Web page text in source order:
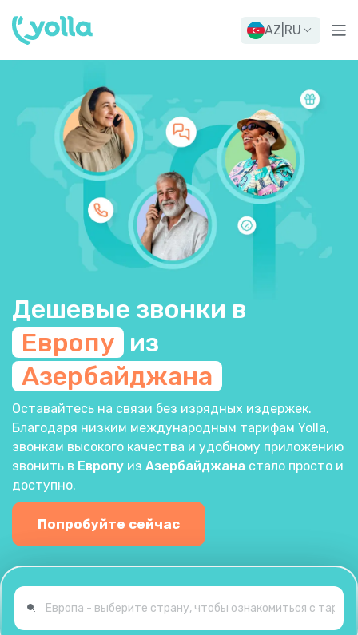
AZ RU
Дешевые звонки в
Европу из
Азербайджана
Оставайтесь на связи без изрядных издержек.
Благодаря низким международным тарифам Yolla,
звонкам высокого качества и удобному приложению
звонить в Европу из Азербайджана стало просто и
доступно.
Попробуйте сейчас